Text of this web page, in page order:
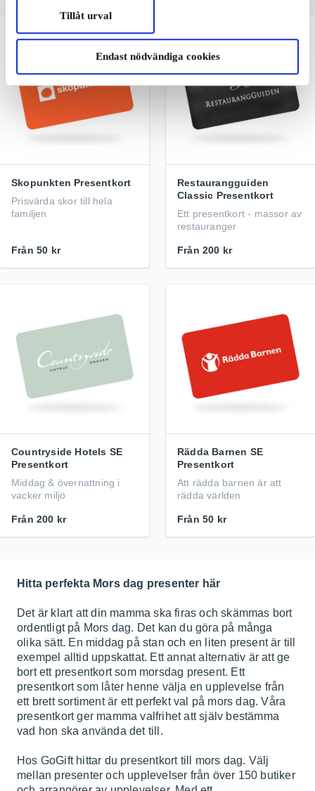
Tillåt urval
Endast nödvändiga cookies
Skopunkten Presentkort
Prisvärda skor till hela
familjen
Från 50 kr
Restaurangguiden
Classic Presentkort
Ett presentkort - massor av
restauranger
Från 200 kr
Countryside Hotels SE
Presentkort
Middag & övernattning i
vacker miljö
Från 200 kr
Rädda Barnen SE
Presentkort
Att rädda barnen är att
rädda världen
Från 50 kr
Hitta perfekta Mors dag presenter här
Det är klart att din mamma ska firas och skämmas bort
ordentligt på Mors dag. Det kan du göra på många
olika sätt. En middag på stan och en liten present är till
exempel alltid uppskattat. Ett annat alternativ är att ge
bort ett presentkort som morsdag present. Ett
presentkort som låter henne välja en upplevelse från
ett brett sortiment är ett perfekt val på mors dag. Våra
presentkort ger mamma valfrihet att själv bestämma
vad hon ska använda det till.
Hos GoGift hittar du presentkort till mors dag. Välj
mellan presenter och upplevelser från över 150 butiker